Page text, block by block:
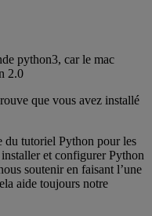
python3, car le mac
2.0
que vous avez installé
du tutoriel Python pour les
et configurer Python
soutenir en faisant l’une
aide toujours notre